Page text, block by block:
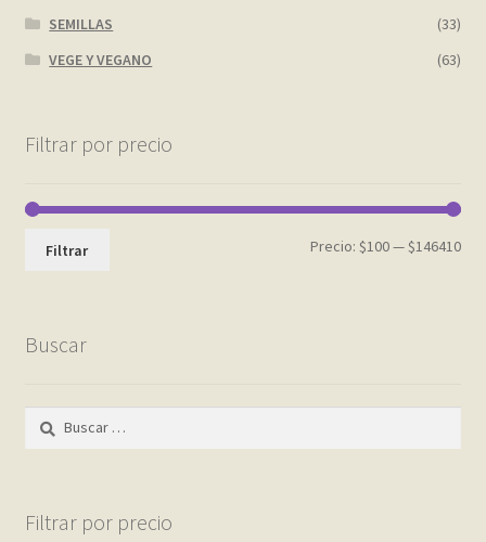
SEMILLAS
(33)
VEGE Y VEGANO
(63)
Filtrar por precio
Filtrar Precio:$100—$146410
Buscar
Buscar:
Filtrar por precio